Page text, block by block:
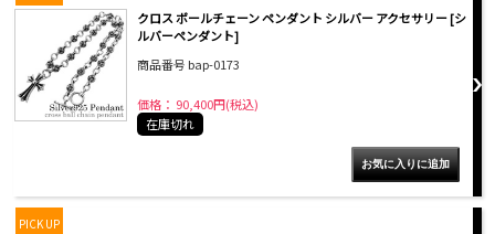
クロス ボールチェーン ペンダント シルバー アクセサリー [シ
ルバーペンダント]
商品番号 bap-0173
価格： 90,400円(税込)
在庫切れ
PICK UP